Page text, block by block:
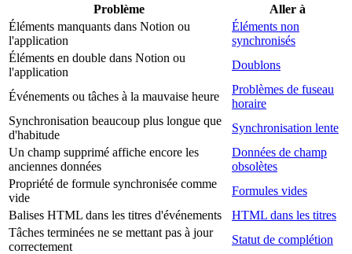
Problème
Aller à
Éléments manquants dans Notion ou
l'application
Éléments non
synchronisés
Éléments en double dans Notion ou
l'application
Doublons
Événements ou tâches à la mauvaise heure
Problèmes de fuseau
horaire
Synchronisation beaucoup plus longue que
d'habitude
Synchronisation lente
Un champ supprimé affiche encore les
anciennes données
Données de champ
obsolètes
Propriété de formule synchronisée comme
vide
Formules vides
Balises HTML dans les titres d'événements
HTML dans les titres
Tâches terminées ne se mettant pas à jour
correctement
Statut de complétion